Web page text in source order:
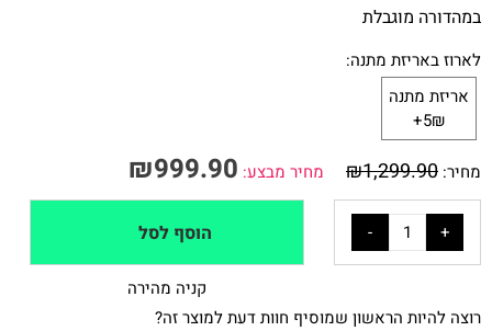
במהדורה מוגבלת
לארוז באריזת מתנה:
אריזת מתנה
5₪+
מחיר: ₪1,299.90 מחיר מבצע: ₪999.90
הוסף לסל
קניה מהירה
רוצה להיות הראשון שמוסיף חוות דעת למוצר זה?